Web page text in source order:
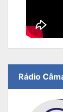
Rádio